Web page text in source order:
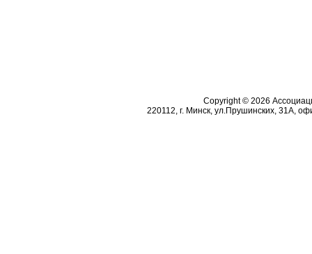
Copyright © 2026
220112, г. Минск, ул.Прушинских, 31А,